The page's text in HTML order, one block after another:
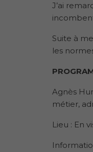
J’ai
Suite à
les
Agnès
métier,
Lieu : En